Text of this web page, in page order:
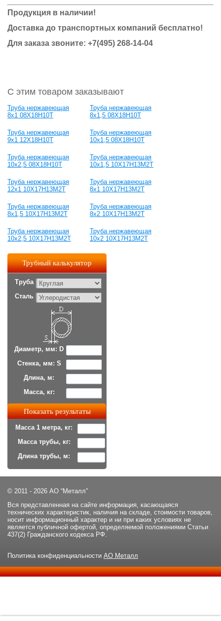
Продукция в наличии!
Доставка до транспортных компаний бесплатно!
Для заказа звоните: +7(495) 268-14-04
С этим товаром заказывают
Труба нержавеющая
8х1 08Х18Н10Т
Труба нержавеющая
8х1,5 08Х18Н10Т
Труба нержавеющая
9х1 12Х18Н10Т
Труба нержавеющая
10х1,5 08Х18Н10Т
Труба нержавеющая
10х2,5 08Х18Н10Т
Труба нержавеющая
10х1,5 10Х17Н13М2Т
Труба нержавеющая
12х1 10Х17Н13М2Т
Труба нержавеющая
8х1 10Х17Н13М2Т
Труба нержавеющая
8х1,5 10Х17Н13М2Т
Труба нержавеющая
8х2 10Х17Н13М2Т
Труба нержавеющая
10х2,5 10Х17Н13М2Т
Труба нержавеющая
10х2 10Х17Н13М2Т
Трубный калькулятор
Труба
Сталь
Диаметр, мм: D
Стенка, мм: S
Длина, м:
Масса, кг:
Масса 1 метра, кг:
Масса трубы, кг:
Длина трубы, м:
© 2011 - 2026 АО “Металл”
Вся представленная на сайте информация, касающаяся
технических характеристик, наличия на складе, стоимости товаров,
носит информационный характер и ни при каких условиях не
является публичной офертой, определяемой положениями Статьи
437(2) Гражданского кодекса РФ.
Политика конфиденциальности АО Металл